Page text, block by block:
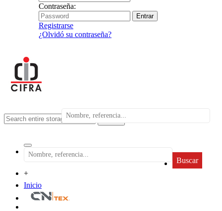
Contraseña:
Registrarse
¿Olvidó su contraseña?
search
Buscar
+
Inicio